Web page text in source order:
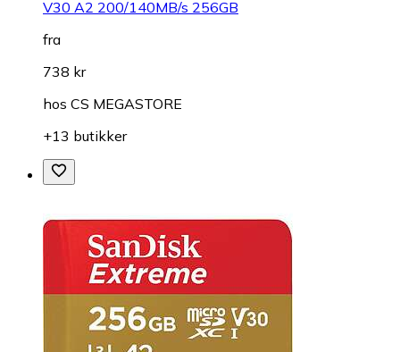
V30 A2 200/140MB/s 256GB
fra
738 kr
hos CS MEGASTORE
+13 butikker